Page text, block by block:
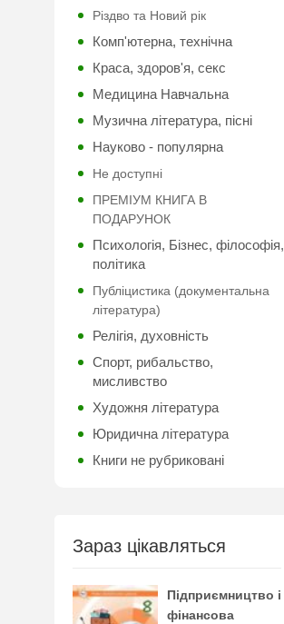
Різдво та Новий рік
Комп'ютерна, технічна
Краса, здоров'я, секс
Медицина Навчальна
Музична література, пісні
Науково - популярна
Не доступні
ПРЕМІУМ КНИГА В
ПОДАРУНОК
Психологія, Бізнес, філософія,
політика
Публіцистика (документальна
література)
Релігія, духовність
Спорт, рибальство,
мисливство
Художня література
Юридична література
Книги не рубриковані
Зараз цікавляться
Підприємництво і
фінансова